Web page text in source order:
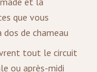
que vous
dos de chameau
tout le circuit
ou après-midi